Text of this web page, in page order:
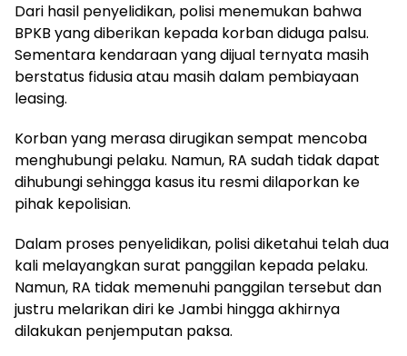
Dari hasil penyelidikan, polisi menemukan bahwa
BPKB yang diberikan kepada korban diduga palsu.
Sementara kendaraan yang dijual ternyata masih
berstatus fidusia atau masih dalam pembiayaan
leasing.
Korban yang merasa dirugikan sempat mencoba
menghubungi pelaku. Namun, RA sudah tidak dapat
dihubungi sehingga kasus itu resmi dilaporkan ke
pihak kepolisian.
Dalam proses penyelidikan, polisi diketahui telah dua
kali melayangkan surat panggilan kepada pelaku.
Namun, RA tidak memenuhi panggilan tersebut dan
justru melarikan diri ke Jambi hingga akhirnya
dilakukan penjemputan paksa.